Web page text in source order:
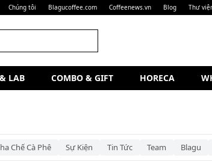
Chúng tôi Blagucoffee.com Coffeenews.vn Blog Thư
LAB COMBO & GIFT HORECA
Chế Cà Phê Sự Kiện Tin Tức Team Blagu